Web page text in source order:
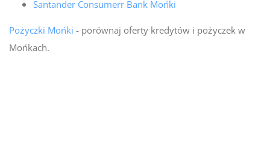
Santander Consumerr Bank Mońki
Pożyczki Mońki - porównaj oferty kredytów i pożyczek w
Mońkach.